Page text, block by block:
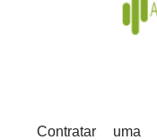
Contratar uma